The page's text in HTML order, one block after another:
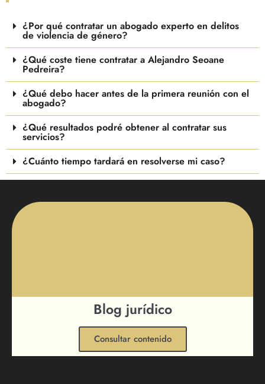
¿Por qué contratar un abogado experto en delitos
de violencia de género?
¿Qué coste tiene contratar a Alejandro Seoane
Pedreira?
¿Qué debo hacer antes de la primera reunión con el
abogado?
¿Qué resultados podré obtener al contratar sus
servicios?
¿Cuánto tiempo tardará en resolverse mi caso?
Blog jurídico
Consultar contenido